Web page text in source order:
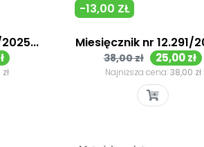
Miesięcznik nr 12.291/
Cena
podstawowa
38,00 zł Cena
25,00 zł
Najniższa cena:38,00 zł
-13,00 ZŁ
Szybki podgląd